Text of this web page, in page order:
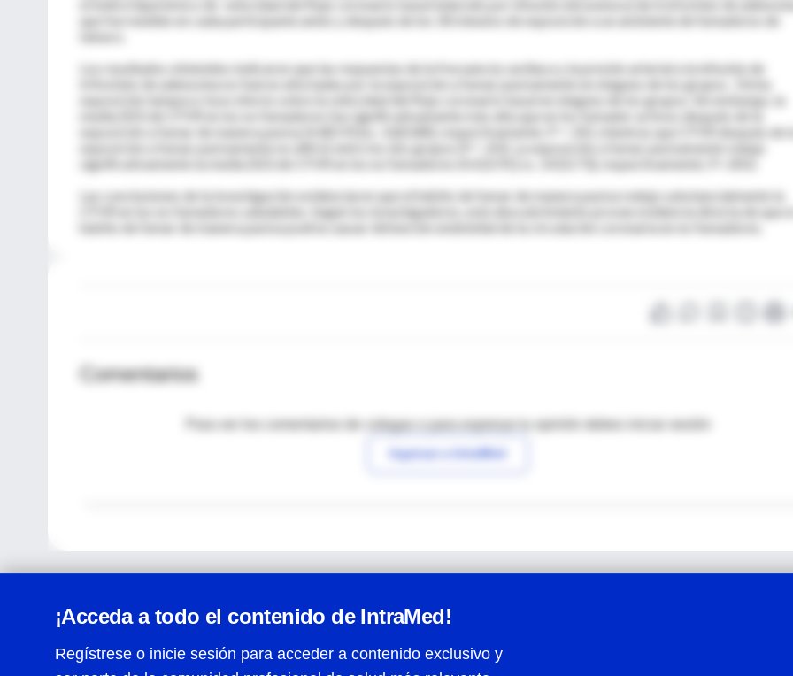
Los resultados obtenidos indicaron que las respuestas de la frecuencia cardiaca y la presión arterial a la infusión de
exposición tampoco tuvo efecto sobre la velocidad del flujo coronario basal en ninguno de los grupos. Sin embargo, la
media (SD) de CFVR en los no fumadores fue significativamente más alta que en los fumador activos después de la
exposición a fumar de manera pasiva (4.4[0.91]vs. 3.6[0.88], respectivamente; P = .02), mientras que CFVR después de
exposición a fumar pasivamente no difirió entre los dos grupos (P = .83). La exposición a fumar pasivamente redujo
Las conclusiones de la investigación evidenciaron que el hábito de fumar de manera pasiva redujo substancialmente la
CFVR en los no fumadores saludables. Según los investigadores, este descubrimiento provee evidencia directa de que
Comentarios
Para ver los comentarios de colegas o para expresar tu opinión debes iniciar sesión
Ingresar a IntraMed
¡Acceda a todo el contenido de IntraMed!
Regístrese o inicie sesión para acceder a contenido exclusivo y